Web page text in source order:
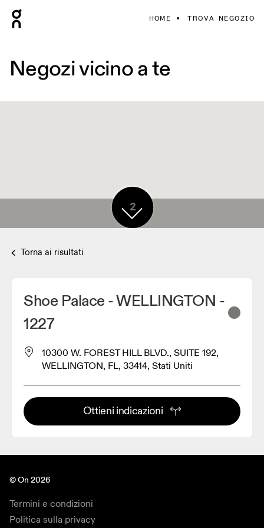
HOME TROVA NEGOZIO
Negozi vicino a te
2
Torna ai risultati
Shoe Palace - WELLINGTON -
1227
10300 W. FOREST HILL BLVD., SUITE 192,
WELLINGTON, FL, 33414, Stati Uniti
Ottieni indicazioni
© On 2026
Termini e condizioni
Politica sulla privacy